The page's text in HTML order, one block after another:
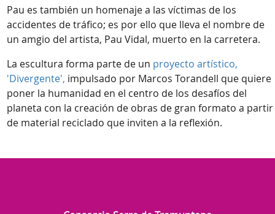
Pau es también un homenaje a las víctimas de los
accidentes de tráfico; es por ello que lleva el nombre de
un amgio del artista, Pau Vidal, muerto en la carretera.
La escultura forma parte de un proyecto artístico,
'Divergente', impulsado por Marcos Torandell que quiere
poner la humanidad en el centro de los desafíos del
planeta con la creación de obras de gran formato a partir
de material reciclado que inviten a la reflexión.